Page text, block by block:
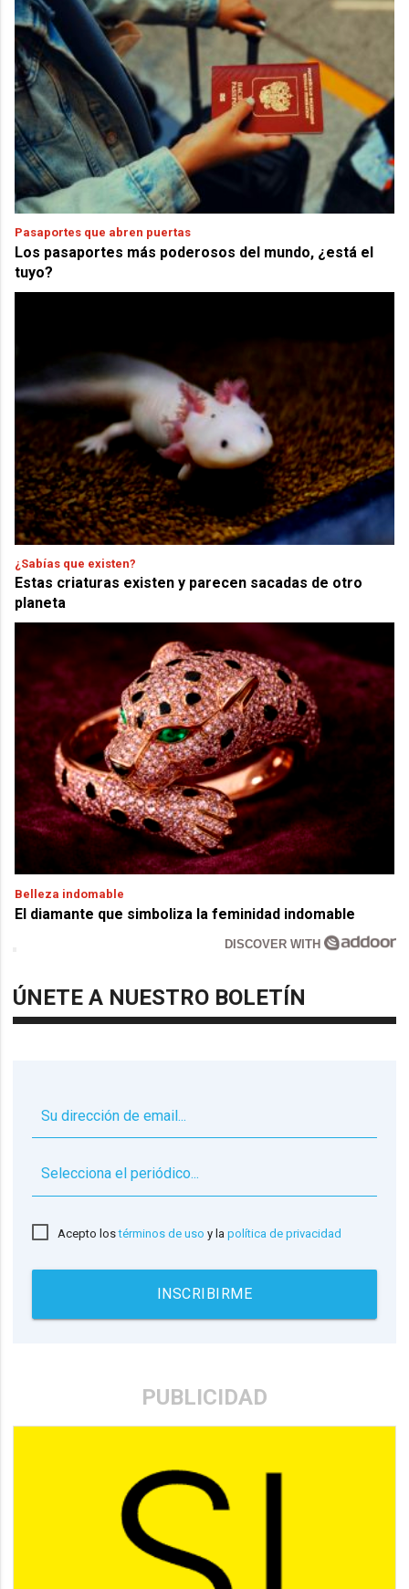
Pasaportes que abren puertas
Los pasaportes más poderosos del mundo, ¿está el
tuyo?
¿Sabías que existen?
Estas criaturas existen y parecen sacadas de otro
planeta
Belleza indomable
El diamante que simboliza la feminidad indomable
DISCOVER WITH
ÚNETE A NUESTRO BOLETÍN
Acepto lostérminos de uso y lapolítica de privacidad
INSCRIBIRME
PUBLICIDAD